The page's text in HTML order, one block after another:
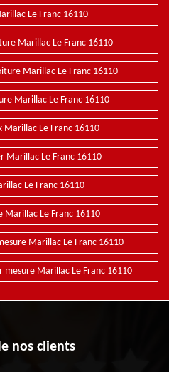
Le Franc 16110
Marillac Le Franc 16110
Marillac Le Franc 16110
Marillac Le Franc 16110
Marillac Le Franc 16110
Marillac Le Franc 16110
Le Franc 16110
Marillac Le Franc 16110
Marillac Le Franc 16110
Marillac Le Franc 16110
nos clients